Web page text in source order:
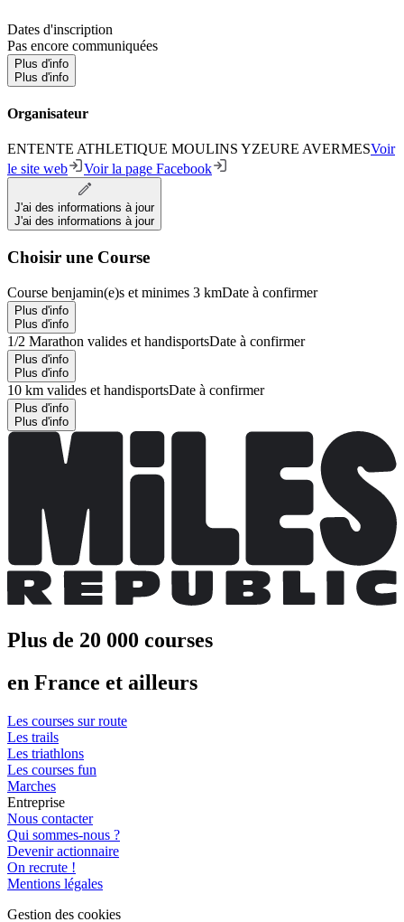
Dates d'inscription
Pas encore communiquées
Plus d'info
Plus d'info
Organisateur
ENTENTE ATHLETIQUE MOULINS YZEURE AVERMESVoir
le site web
Voir la page Facebook
J'ai des informations à jour
J'ai des informations à jour
Choisir une Course
Course benjamin(e)s et minimes 3 kmDate à confirmer
Plus d'info
Plus d'info
1/2 Marathon valides et handisportsDate à confirmer
Plus d'info
Plus d'info
10 km valides et handisportsDate à confirmer
Plus d'info
Plus d'info
Plus de 20 000 courses
en France et ailleurs
Les courses sur route
Les trails
Les triathlons
Les courses fun
Marches
Entreprise
Nous contacter
Qui sommes-nous ?
Devenir actionnaire
On recrute !
Mentions légales
Gestion des cookies